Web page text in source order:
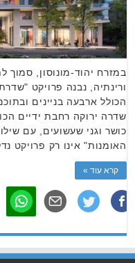
במזרח יהוד-מונוסון,
ורינתיה, נבנה פרויקט
שדרה ירוקה רחבת ידיים
כושר וגני שעשועים, עם
האומנות" אינו רק פרויקט
קרא עוד »